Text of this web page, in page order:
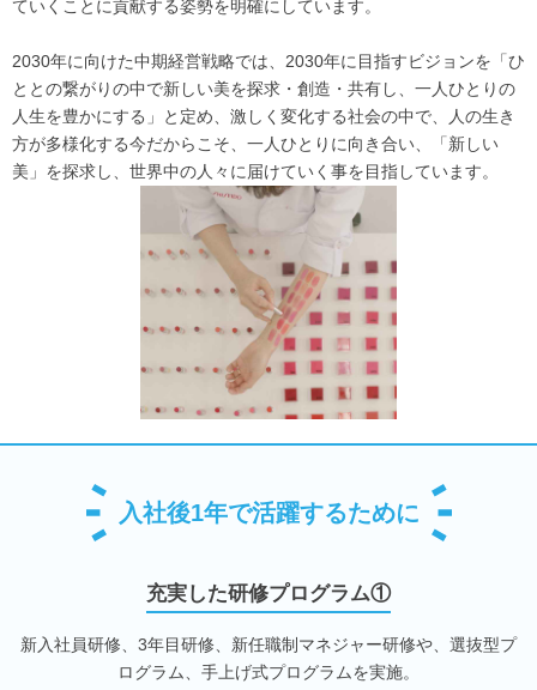
ていくことに貢献する姿勢を明確にしています。
2030年に向けた中期経営戦略では、2030年に目指すビジョンを「ひ
ととの繋がりの中で新しい美を探求・創造・共有し、一人ひとりの
人生を豊かにする」と定め、激しく変化する社会の中で、人の生き
方が多様化する今だからこそ、一人ひとりに向き合い、「新しい
美」を探求し、世界中の人々に届けていく事を目指しています。
入社後1年で活躍するために
充実した研修プログラム①
新入社員研修、3年目研修、新任職制マネジャー研修や、選抜型プ
ログラム、手上げ式プログラムを実施。